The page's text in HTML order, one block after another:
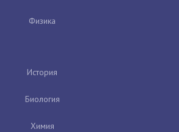
Физика
История
Биология
Химия